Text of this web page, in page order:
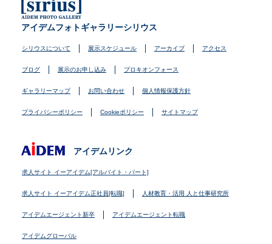
アイデムフォトギャラリーシリウス
シリウスについて 展示スケジュール アーカイブ アクセス
ブログ 展示のお申し込み プロキオンフォース
ギャラリーマップ お問い合わせ 個人情報保護方針
プライバシーポリシー Cookieポリシー サイトマップ
アイデムリンク
求人サイト イーアイデム[アルバイト・パート]
求人サイト イーアイデム正社員[転職] 人材教育・活用 人と仕事研究所
アイデムエージェント新卒 アイデムエージェント転職
アイデムグローバル